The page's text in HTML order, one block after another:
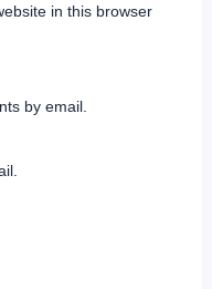
in this browser
by email.